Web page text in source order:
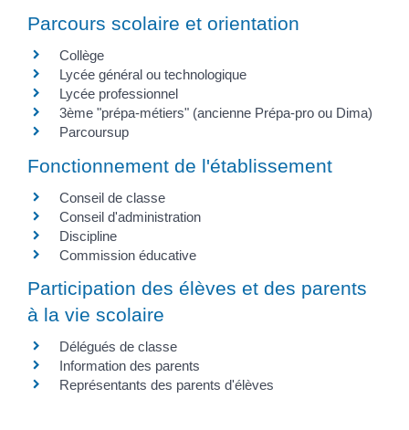
Parcours scolaire et orientation
Collège
Lycée général ou technologique
Lycée professionnel
3ème "prépa-métiers" (ancienne Prépa-pro ou Dima)
Parcoursup
Fonctionnement de l'établissement
Conseil de classe
Conseil d'administration
Discipline
Commission éducative
Participation des élèves et des parents
à la vie scolaire
Délégués de classe
Information des parents
Représentants des parents d'élèves